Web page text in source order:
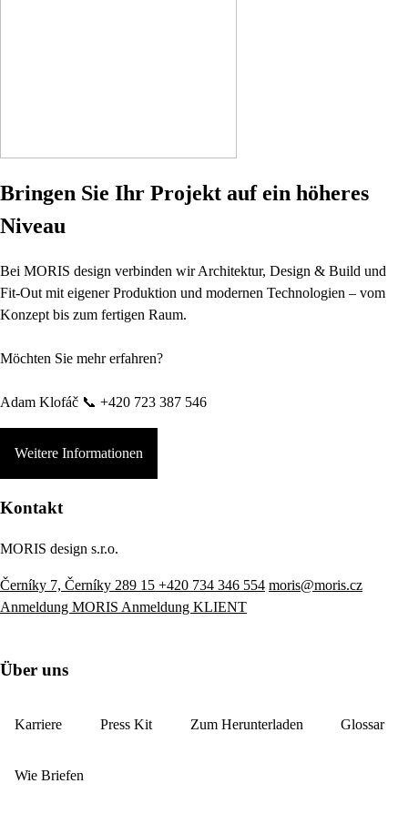
Bringen Sie Ihr Projekt auf ein höheres
Niveau
Bei MORIS design verbinden wir Architektur, Design & Build und
Fit-Out mit eigener Produktion und modernen Technologien – vom
Konzept bis zum fertigen Raum.
Möchten Sie mehr erfahren?
Adam Klofáč 📞 +420 723 387 546
Weitere Informationen
Kontakt
MORIS design s.r.o.
Černíky 7, Černíky 289 15 +420 734 346 554 moris@moris.cz
Anmeldung MORIS Anmeldung KLIENT
Über uns
Karriere Press Kit Zum Herunterladen Glossar
Wie Briefen